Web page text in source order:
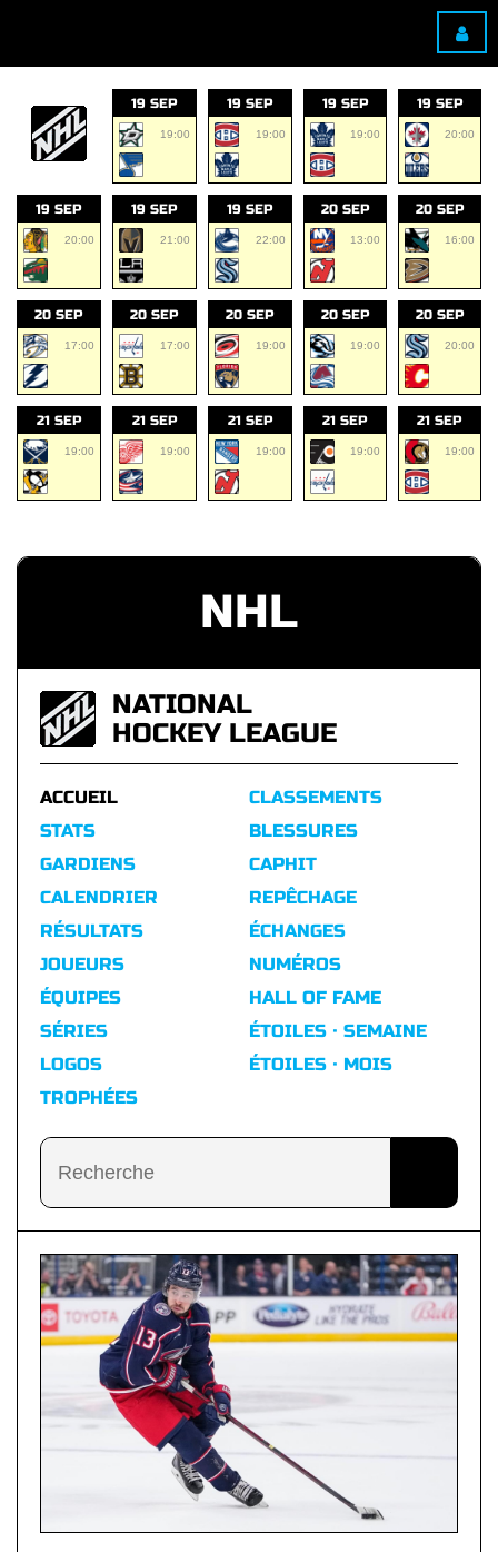
19 SEP
19:00
19 SEP
19:00
19 SEP
19:00
19 SEP
20:00
19 SEP
20:00
19 SEP
21:00
19 SEP
22:00
20 SEP
13:00
20 SEP
16:00
20 SEP
17:00
20 SEP
17:00
20 SEP
19:00
20 SEP
19:00
20 SEP
20:00
21 SEP
19:00
21 SEP
19:00
21 SEP
19:00
21 SEP
19:00
21 SEP
19:00
NHL
NATIONAL
HOCKEY LEAGUE
ACCUEIL
STATS
GARDIENS
CALENDRIER
RÉSULTATS
CLASSEMENTS
BLESSURES
CAPHIT
REPÊCHAGE
ÉCHANGES
JOUEURS
ÉQUIPES
SÉRIES
LOGOS
TROPHÉES
NUMÉROS
HALL OF FAME
ÉTOILES · SEMAINE
ÉTOILES · MOIS